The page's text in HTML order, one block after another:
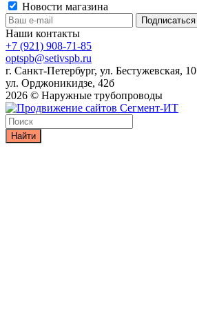
Новости магазина
Наши контакты
+7 (921) 908-71-85
optspb@setivspb.ru
г. Санкт-Петербург, ул. Бестужевская, 10
ул. Орджоникидзе, 42б
2026 © Наружные трубопроводы
Найти